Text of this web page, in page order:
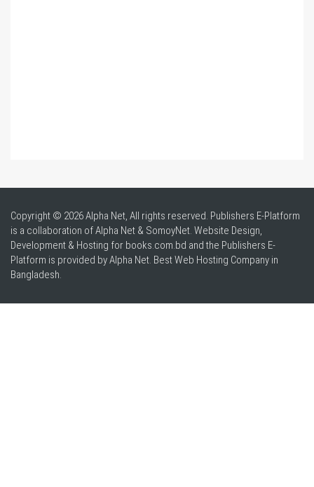
Copyright © 2026 Alpha Net, All rights reserved. Publishers E-Platform
is a collaboration of Alpha Net & SomoyNet. Website Design,
Development & Hosting for books.com.bd and the Publishers E-
Platform is provided by Alpha Net. BestWeb Hosting Company in
Bangladesh.